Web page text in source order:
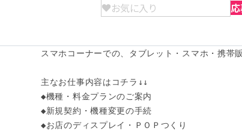
お気に入り
スマホコーナーでの、タブレット・スマホ・携帯
主なお仕事内容はコチラ↓↓
◆機種・料金プランのご案内
◆新規契約・機種変更の手続
◆お店のディスプレイ・ＰＯＰつくり